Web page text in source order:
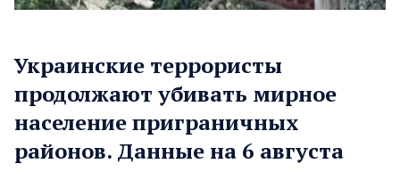
Украинские террористы
продолжают убивать мирное
население приграничных
районов. Данные на 6 августа